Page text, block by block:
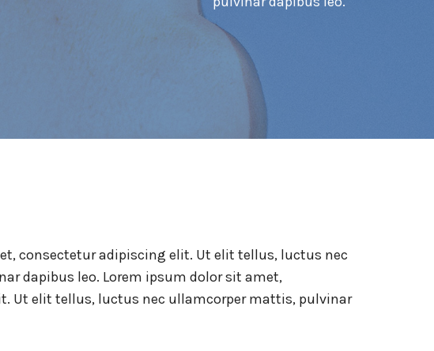
consectetur adipiscing elit. Ut elit tellus, luctus nec
dapibus leo. Lorem ipsum dolor sit amet,
Ut elit tellus, luctus nec ullamcorper mattis, pulvinar